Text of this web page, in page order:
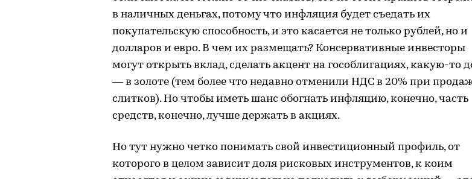
в наличных деньгах, потому что инфляция будет съедать их
покупательскую способность, и это касается не только рублей, но и
долларов и евро. В чем их размещать? Консервативные инвесторы
могут открыть вклад, сделать акцент на гособлигациях, какую-то
— в золоте (тем более что недавно отменили НДС в 20% при
слитков). Но чтобы иметь шанс обогнать инфляцию, конечно, часть
средств, конечно, лучше держать в акциях.
Но тут нужно четко понимать свой инвестиционный профиль, от
которого в целом зависит доля рисковых инструментов, к коим